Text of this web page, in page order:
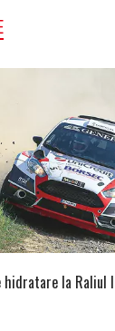
hidratare la Raliul